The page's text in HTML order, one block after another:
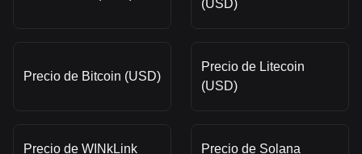
(USD)
Precio de Bitcoin (USD)
Precio de Litecoin
(USD)
Precio de WINkLink Precio de Solana